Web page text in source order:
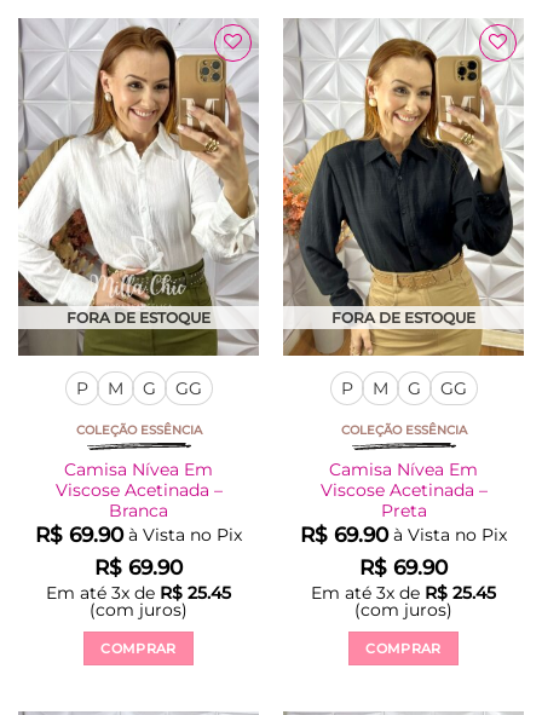
tem
várias
variantes.
As
opções
podem
ser
escolhidas
na
página
do
produto
tem
várias
variantes.
As
opções
podem
escolhidas
na
página
do
produto
Adicionar
à Lista
FORA DE ESTOQUE
P M G GG
COLEÇÃO ESSÊNCIA
Camisa Nívea Em
Viscose Acetinada –
Branca
R$ 69.90 à Vista no Pix
R$ 69.90
Em até 3x de R$ 25.45
(com juros)
COMPRAR
Adicionar
à Lista
FORA DE ESTOQUE
P M G GG
COLEÇÃO ESSÊNCIA
Camisa Nívea Em
Viscose Acetinada –
Preta
R$ 69.90 à Vista no Pix
R$ 69.90
Em até 3x de R$ 25.45
(com juros)
COMPRAR